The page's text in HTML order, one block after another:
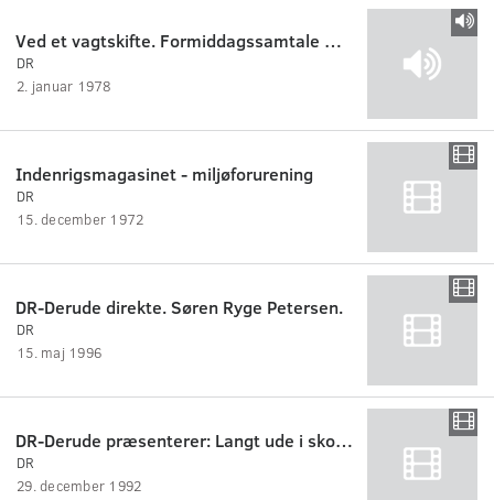
Ved et vagtskifte. Formiddagssamtale mellem Hemming Hartmann-Petersen og Stig Mervild.
DR
2. januar 1978
Indenrigsmagasinet - miljøforurening
DR
15. december 1972
DR-Derude direkte. Søren Ryge Petersen.
DR
15. maj 1996
DR-Derude præsenterer: Langt ude i skoven
DR
29. december 1992